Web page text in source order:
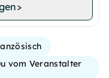
>
vom Veranstalter